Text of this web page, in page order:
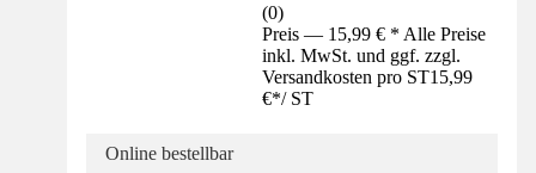
(0)
Preis — 15,99 € * Alle Preise
inkl. MwSt. und ggf. zzgl.
Versandkosten pro ST15,99
€*/ ST
Online bestellbar